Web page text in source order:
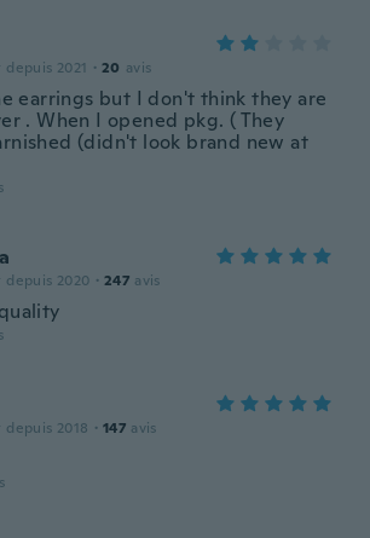
2021 · 20 avis
earrings but I don't think they are
. When I opened pkg. ( They
(didn't look brand new at
depuis 2020 · 247 avis
depuis 2018 · 147 avis